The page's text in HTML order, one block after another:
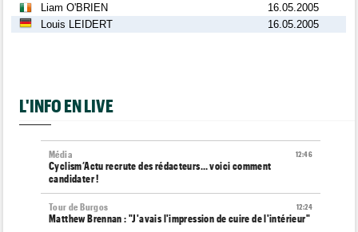
Liam O'BRIEN
16.05.2005
Louis LEIDERT
16.05.2005
L'INFO EN LIVE
12:46
Média
Cyclism’Actu recrute des rédacteurs… voici comment
candidater !
12:24
Tour de Burgos
Matthew Brennan : "J'avais l'impression de cuire de l'intérieur"